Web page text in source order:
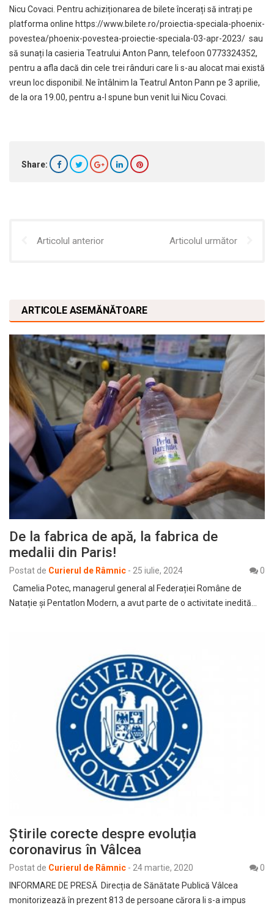
Nicu Covaci. Pentru achiziționarea de bilete încerați să intrați pe
platforma online https://www.bilete.ro/proiectia-speciala-phoenix-
povestea/phoenix-povestea-proiectie-speciala-03-apr-2023/ sau
să sunați la casieria Teatrului Anton Pann, telefoon 0773324352,
pentru a afla dacă din cele trei rânduri care li s-au alocat mai există
vreun loc disponibil. Ne întâlnim la Teatrul Anton Pann pe 3 aprilie,
de la ora 19.00, pentru a-I spune bun venit lui Nicu Covaci.
Share:
Articolul anterior Articolul următor
ARTICOLE ASEMĂNĂTOARE
De la fabrica de apă, la fabrica de
medalii din Paris!
Postat de Curierul de Râmnic - 25 iulie, 2024
0
Camelia Potec, managerul general al Federației Române de
Natație și Pentatlon Modern, a avut parte de o activitate inedită…
Știrile corecte despre evoluția
coronavirus în Vâlcea
Postat de Curierul de Râmnic - 24 martie, 2020
0
INFORMARE DE PRESĂ Direcția de Sănătate Publică Vâlcea
monitorizează în prezent 813 de persoane cărora li s-a impus